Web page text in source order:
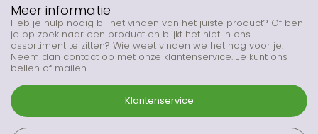
Meer informatie
Heb je hulp nodig bij het vinden van het juiste product? Of ben
je op zoek naar een product en blijkt het niet in ons
assortiment te zitten? Wie weet vinden we het nog voor je.
Neem dan contact op met onze klantenservice. Je kunt ons
bellen of mailen.
Klantenservice